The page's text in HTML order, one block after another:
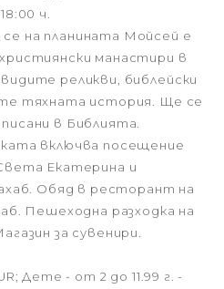
ч.
на планината Мойсей е
манастири в
реликви, библейски
тяхната история. Ще се
в Библията.
включва посещение
Екатерина и
Обяд в ресторант на
Пешеходна разходка на
за сувенири.
Дете - от 2 до 11.99 г. -